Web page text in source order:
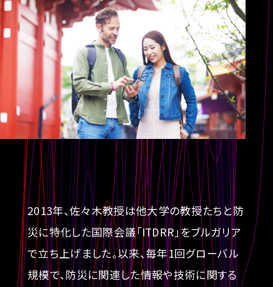
2013年、佐々木教授は他大学の教授たちと防
災に特化した国際会議「ITDRR」をブルガリア
で立ち上げました。以来、毎年1回グローバル
規模で、防災に関連した情報や技術に関する